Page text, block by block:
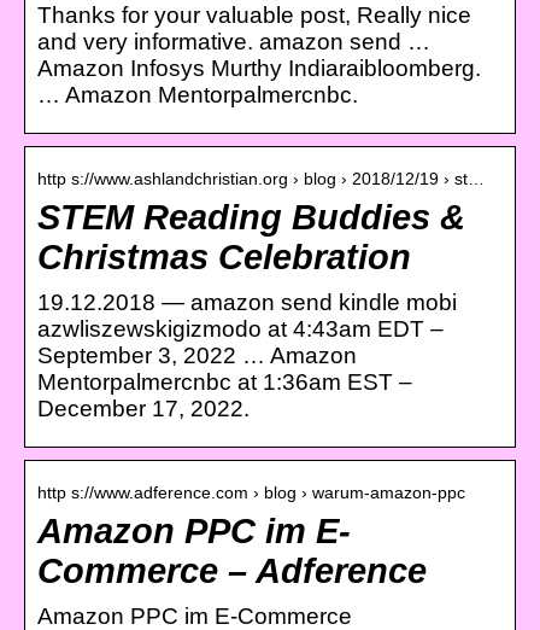
Thanks for your valuable post, Really nice
and very informative. amazon send …
Amazon Infosys Murthy Indiaraibloomberg.
… Amazon Mentorpalmercnbc.
http s://www.ashlandchristian.org › blog › 2018/12/19 › st…
STEM Reading Buddies &
Christmas Celebration
19.12.2018 — amazon send kindle mobi
azwliszewskigizmodo at 4:43am EDT –
September 3, 2022 … Amazon
Mentorpalmercnbc at 1:36am EST –
December 17, 2022.
http s://www.adference.com › blog › warum-amazon-ppc
Amazon PPC im E-
Commerce – Adference
Amazon PPC im E-Commerce